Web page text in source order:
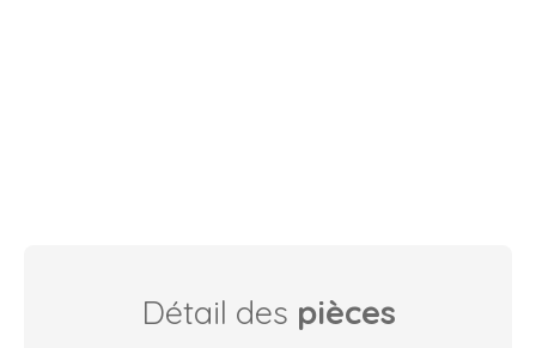
Détail des pièces